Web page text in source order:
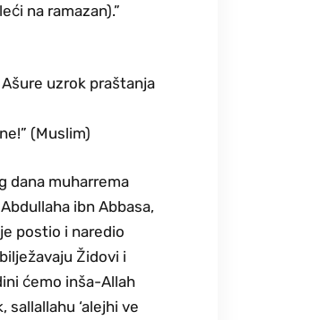
na ramazan).”
uzrok praštanja
(Muslim)
dana muharrema
ibn Abbasa,
postio i naredio
Židovi i
ćemo inša-Allah
‘alejhi ve